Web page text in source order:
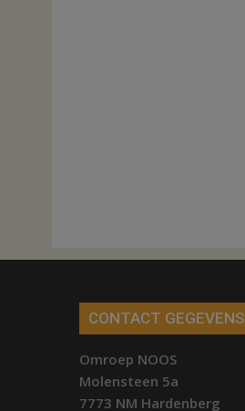
CONTACT GEGEVENS
Omroep NOOS
Molensteen 5a
7773 NM Hardenberg